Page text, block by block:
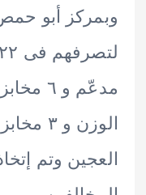
لتصرفهم
مدعّم و ٦ مخابز
الوزن و ٣ مخابز
وتم إتخاذ